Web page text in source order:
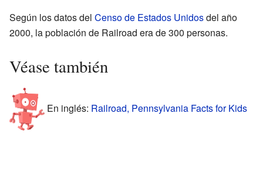
Según los datos del Censo de Estados Unidosdel año
2000, la población de Railroad era de 300 personas.
Véase también
En inglés: Railroad, Pennsylvania Facts for Kids